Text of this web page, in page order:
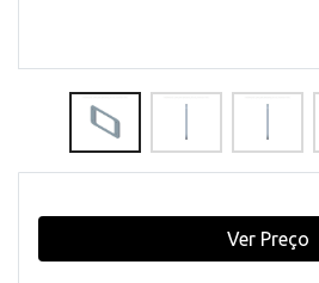
Ver Preço